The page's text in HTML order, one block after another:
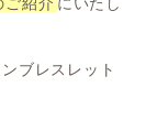
ブレスレット